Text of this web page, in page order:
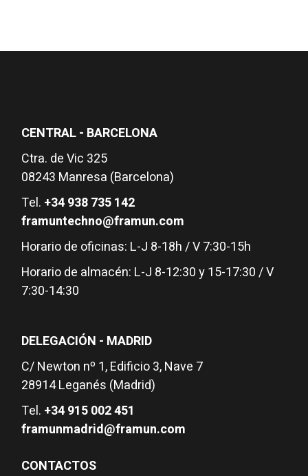
CENTRAL - BARCELONA
Ctra. de Vic 325
08243 Manresa (Barcelona)
Tel. +34 938 735 142
framuntechno@framun.com
Horario de oficinas: L-J 8-18h / V 7:30-15h
Horario de almacén: L-J 8-12:30 y 15-17:30 / V
7:30-14:30
DELEGACIÓN - MADRID
C/ Newton nº 1, Edificio 3, Nave 7
28914 Leganés (Madrid)
Tel. +34 915 002 451
framunmadrid@framun.com
CONTACTOS